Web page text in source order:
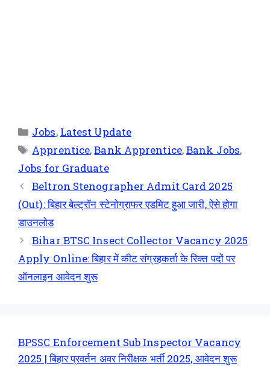
Jobs, Latest Update
Apprentice,Bank Apprentice,Bank Jobs,
Jobs for Graduate
Beltron Stenographer Admit Card 2025
(Out): बिहार बेल्ट्रॉन स्टेनोग्राफर एडमिट हुआ जारी, ऐसे होगा
डाउनलोड
Bihar BTSC Insect Collector Vacancy 2025
Apply Online: बिहार में कीट संग्रहकर्ता के रिक्त पदों पर
ऑनलाइन आवेदन शुरू
BPSSC Enforcement Sub Inspector Vacancy
2025 | बिहार प्रवर्तन अवर निरीक्षक भर्ती 2025, आवेदन शुरू